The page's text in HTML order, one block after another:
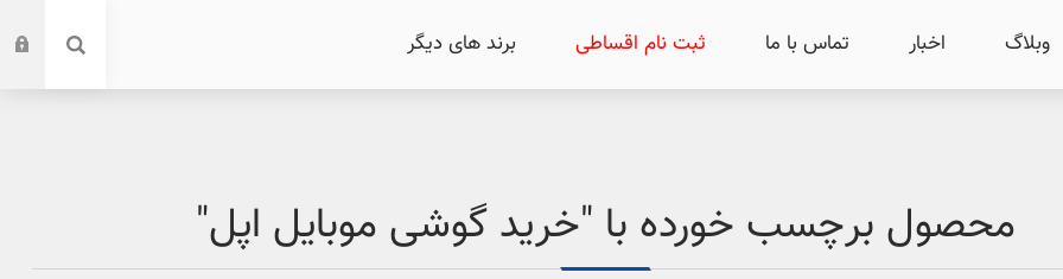
وبلاگ اخبار تماس با ما ثبت نام اقساطی برند های دیگر
محصول برچسب خورده با "خرید گوشی موبایل اپل"